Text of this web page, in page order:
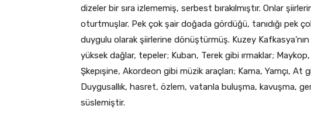
dizeler bir sıra izlememiş, serbest bırakılmıştır. Onlar
oturtmuşlar. Pek çok şair doğada gördüğü, tanıdığı pek
duygulu olarak şiirlerine dönüştürmüş. Kuzey
yüksek dağlar, tepeler; Kuban, Terek gibi ırmaklar;
Şkepışine, Akordeon gibi müzik araçları; Kama, Yamçı, At
Duygusallık, hasret, özlem, vatanla buluşma, kavuşma,
süslemiştir.